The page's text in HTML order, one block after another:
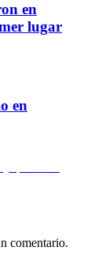
en
lugar
en
comentario.